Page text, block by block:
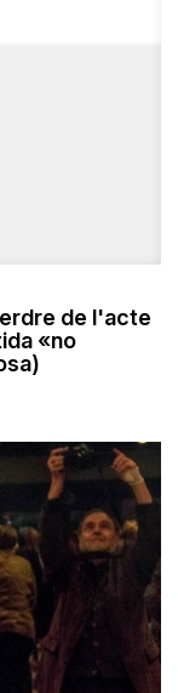
de l'acte
«no